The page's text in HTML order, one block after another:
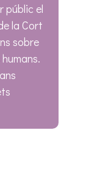
públic el
la Cort
sobre